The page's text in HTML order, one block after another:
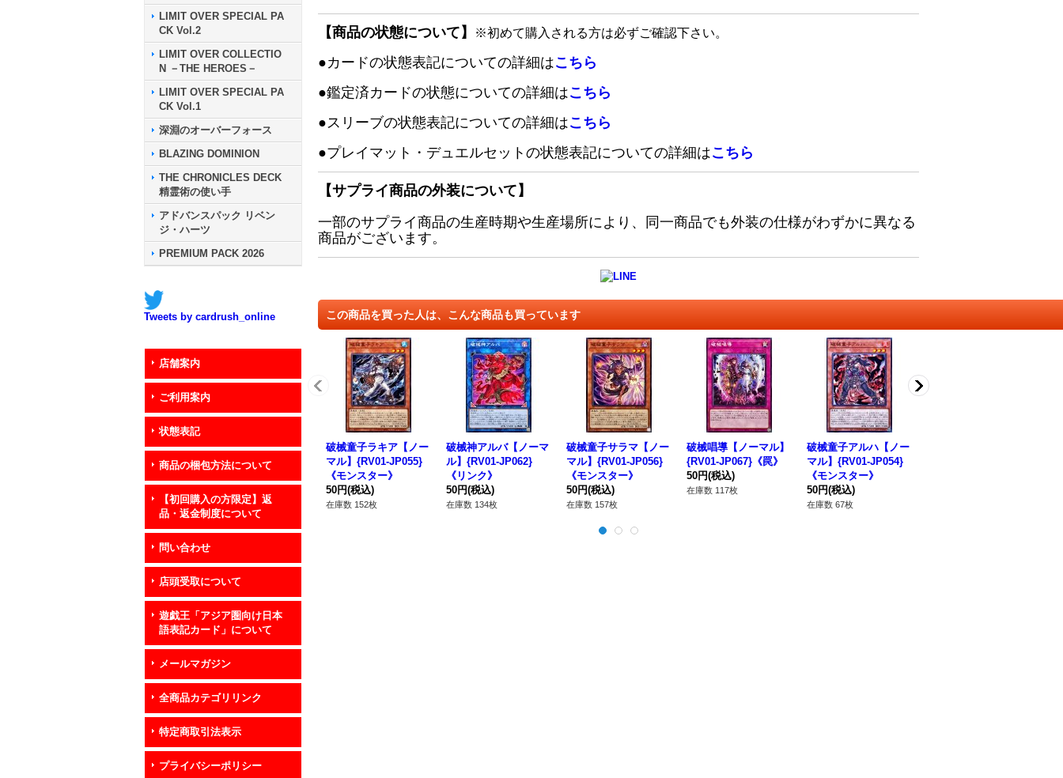
LIMIT OVER SPECIAL PA
CK Vol.2
LIMIT OVER COLLECTIO
N －THE HEROES－
LIMIT OVER SPECIAL PA
CK Vol.1
深淵のオーバーフォース
BLAZING DOMINION
THE CHRONICLES DECK
精霊術の使い手
アドバンスパック リベン
ジ・ハーツ
PREMIUM PACK 2026
Tweets by cardrush_online
店舗案内
ご利用案内
状態表記
商品の梱包方法について
【初回購入の方限定】返
品・返金制度について
問い合わせ
店頭受取について
遊戯王「アジア圏向け日本
語表記カード」について
メールマガジン
全商品カテゴリリンク
特定商取引法表示
プライバシーポリシー
【商品の状態について】 ※初めて購入される方は必ずご確認下さい。
●カードの状態表記についての詳細はこちら
●鑑定済カードの状態についての詳細はこちら
●スリーブの状態表記についての詳細はこちら
●プレイマット・デュエルセットの状態表記についての詳細はこちら
【サプライ商品の外装について】
一部のサプライ商品の生産時期や生産場所により、同一商品でも外装の仕様がわずかに異なる
商品がございます。
この商品を買った人は、こんな商品も買っています
破械童子ラキア【ノー
マル】{RV01-JP055}
《モンスター》
50円(税込)
在庫数 152枚
破械神アルバ【ノーマ
ル】{RV01-JP062}
《リンク》
50円(税込)
在庫数 134枚
破械童子サラマ【ノー
マル】{RV01-JP056}
《モンスター》
50円(税込)
在庫数 157枚
破械唱導【ノーマル】
{RV01-JP067}《罠》
50円(税込)
在庫数 117枚
破械童子アルハ【ノー
マル】{RV01-JP054}
《モンスター》
50円(税込)
在庫数 67枚